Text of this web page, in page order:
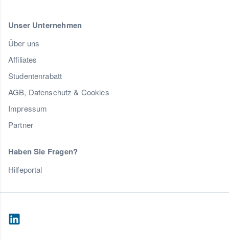
Unser Unternehmen
Über uns
Affiliates
Studentenrabatt
AGB, Datenschutz & Cookies
Impressum
Partner
Haben Sie Fragen?
Hilfeportal